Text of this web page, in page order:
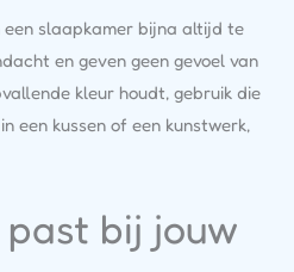
een slaapkamer bijna altijd te
en geven geen gevoel van
kleur houdt, gebruik die
een kussen of een kunstwerk,
bij jouw